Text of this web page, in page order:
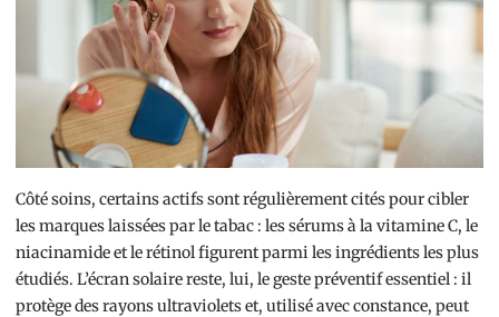
Côté soins, certains actifs sont régulièrement cités pour cibler
les marques laissées par le tabac : les sérums à la vitamine C, le
niacinamide et le rétinol figurent parmi les ingrédients les plus
étudiés. L’écran solaire reste, lui, le geste préventif essentiel : il
protège des rayons ultraviolets et, utilisé avec constance, peut